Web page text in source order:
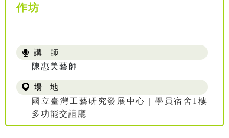
作坊
講 師
陳惠美藝師
場 地
國立臺灣工藝研究發展中心｜學員宿舍1樓
多功能交誼廳